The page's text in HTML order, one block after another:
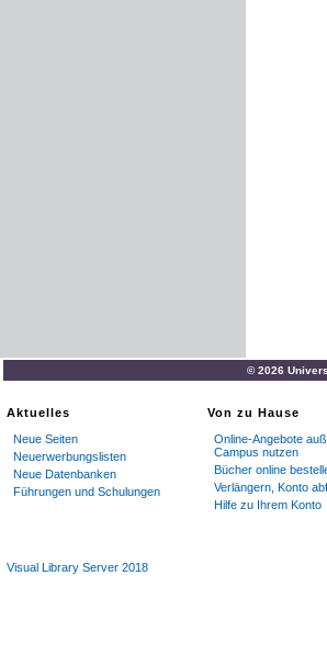
© 2026
Aktuelles
Neue Seiten
Neuerwerbungslisten
Neue Datenbanken
Führungen und Schulungen
Von zu Hause
Online-Angebote
Campus nutzen
Bücher online
Verlängern, Konto
Hilfe zu Ihrem Konto
Visual Library Server 2018